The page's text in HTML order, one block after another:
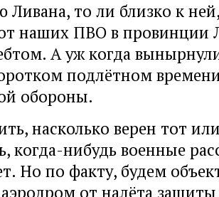
Ливана, то ли близко к
наших ПВО в провинции
А уж когда
подлётном
обороны.
насколько верен тот
когда-нибудь военные
Но по факту, будем
от налёта